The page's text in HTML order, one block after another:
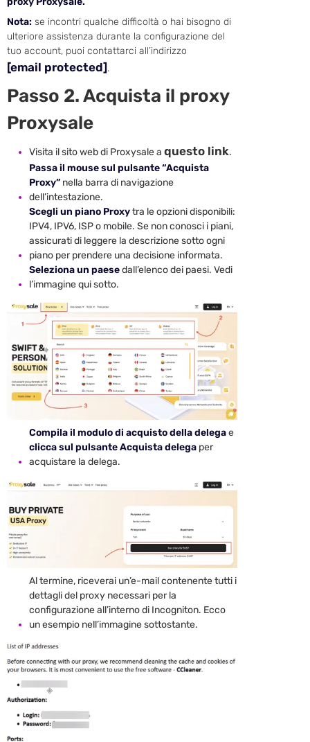
Nota: se incontri qualche difficoltà o hai bisogno di
ulteriore assistenza durante la configurazione del
tuo account, puoi contattarci all’indirizzo
[email protected] .
Passo 2. Acquista il proxy
Proxysale
Visita il sito web di Proxysale a questo link.
Passa il mouse sul pulsante “Acquista
Proxy” nella barra di navigazione
dell’intestazione.
Scegli un piano Proxytra le opzioni disponibili:
IPV4, IPV6, ISP o mobile. Se non conosci i piani,
assicurati di leggere la descrizione sotto ogni
piano per prendere una decisione informata.
Seleziona un paesedall’elenco dei paesi. Vedi
l’immagine qui sotto.
Compila il modulo di acquisto della delegae
clicca sul pulsante Acquista delega per
acquistare la delega.
Al termine, riceverai un’e-mail contenente tutti i
dettagli del proxy necessari per la
configurazione all’interno di Incogniton. Ecco
un esempio nell’immagine sottostante.